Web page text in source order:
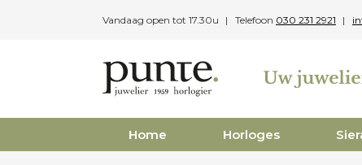
Vandaag open tot 17.30u Telefoon 030 231 2921
Home Horloges